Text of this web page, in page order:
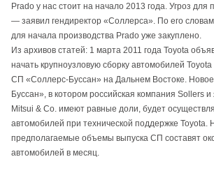
Prado у нас стоит на начало 2013 года. Угроз для
— заявил гендиректор «Соллерса». По его
для начала производства Prado уже закуплено.
Из архивов статей: 1 марта 2011 года Toyota
начать крупноузловую сборку автомобилей
СП «Соллерс-Буссан» на Дальнем Востоке.
Буссан», в котором российская компания Sollers и
Mitsui & Co. имеют равные доли, будет
автомобилей при технической поддержке Toyota.
предполагаемые объемы выпуска СП составят
автомобилей в месяц.